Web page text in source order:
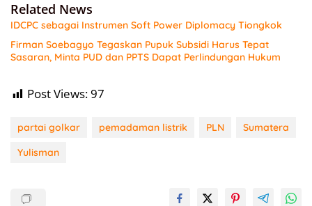
Related News
IDCPC sebagai Instrumen Soft Power Diplomacy Tiongkok
Firman Soebagyo Tegaskan Pupuk Subsidi Harus Tepat
Sasaran, Minta PUD dan PPTS Dapat Perlindungan Hukum
Post Views:97
partai golkar pemadaman listrik PLN
Sumatera
Yulisman